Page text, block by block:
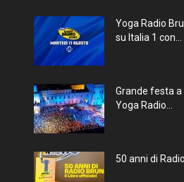
Yoga Radio
su Italia 1 con...
Grande festa a
Yoga Radio...
50 anni di